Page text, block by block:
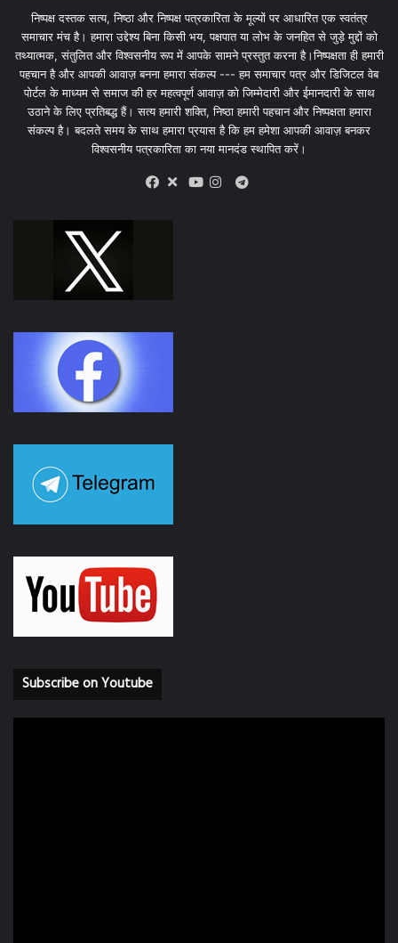
निष्पक्ष दस्तक सत्य, निष्ठा और निष्पक्ष पत्रकारिता के मूल्यों पर आधारित एक स्वतंत्र
समाचार मंच है। हमारा उद्देश्य बिना किसी भय, पक्षपात या लोभ के जनहित से जुड़े मुद्दों को
तथ्यात्मक, संतुलित और विश्वसनीय रूप में आपके सामने प्रस्तुत करना है।निष्पक्षता ही हमारी
पहचान है और आपकी आवाज़ बनना हमारा संकल्प --- हम समाचार पत्र और डिजिटल वेब
पोर्टल के माध्यम से समाज की हर महत्वपूर्ण आवाज़ को जिम्मेदारी और ईमानदारी के साथ
उठाने के लिए प्रतिबद्ध हैं। सत्य हमारी शक्ति, निष्ठा हमारी पहचान और निष्पक्षता हमारा
संकल्प है। बदलते समय के साथ हमारा प्रयास है कि हम हमेशा आपकी आवाज़ बनकर
विश्वसनीय पत्रकारिता का नया मानदंड स्थापित करें।
X
Telegram
Subscribe on Youtube